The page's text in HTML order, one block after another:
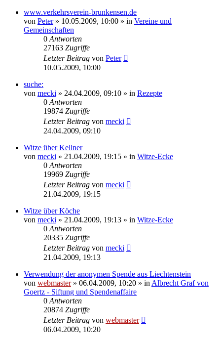
www.verkehrsverein-brunkensen.de
von Peter» 10.05.2009, 10:00 » in Vereine und
Gemeinschaften
0 Antworten
27163 Zugriffe
Letzter Beitrag von Peter
10.05.2009, 10:00
suche:
von mecki » 24.04.2009, 09:10 » in Rezepte
0 Antworten
19874 Zugriffe
Letzter Beitrag von mecki
24.04.2009, 09:10
Witze über Kellner
von mecki » 21.04.2009, 19:15 » in Witze-Ecke
0 Antworten
19969 Zugriffe
Letzter Beitrag von mecki
21.04.2009, 19:15
Witze über Köche
von mecki » 21.04.2009, 19:13 » in Witze-Ecke
0 Antworten
20335 Zugriffe
Letzter Beitrag von mecki
21.04.2009, 19:13
Verwendung der anonymen Spende aus Liechtenstein
von webmaster» 06.04.2009, 10:20 » in Albrecht Graf von
Goertz - Siftung und Spendenaffaire
0 Antworten
20874 Zugriffe
Letzter Beitrag von webmaster
06.04.2009, 10:20